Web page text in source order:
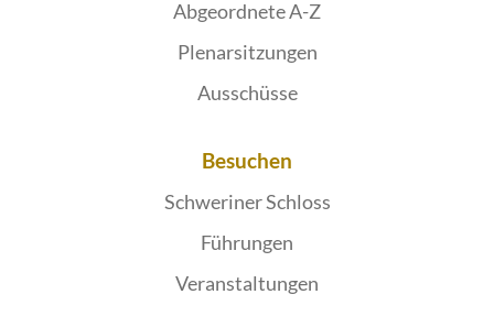
Abgeordnete A-Z
Plenarsitzungen
Ausschüsse
Besuchen
Schweriner Schloss
Führungen
Veranstaltungen